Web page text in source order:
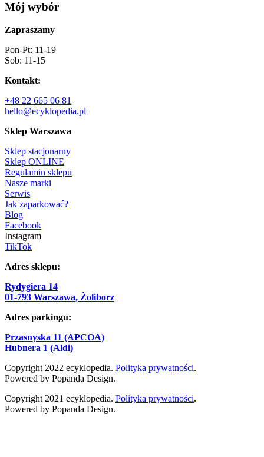
Mój wybór
Zapraszamy
Pon-Pt: 11-19
Sob: 11-15
Kontakt:
+48 22 665 06 81
hello@ecyklopedia.pl
Sklep Warszawa
Sklep stacjonarny
Sklep ONLINE
Regulamin sklepu
Nasze marki
Serwis
Jak zaparkować?
Blog
Facebook
Instagram
TikTok
Adres sklepu:
Rydygiera 14
01-793 Warszawa, Żoliborz
Adres parkingu:
Przasnyska 11 (APCOA)
Hubnera 1 (Aldi)
Copyright 2022 ecyklopedia. Polityka prywatności.
Powered by Popanda Design.
Copyright 2021 ecyklopedia. Polityka prywatności.
Powered by Popanda Design.